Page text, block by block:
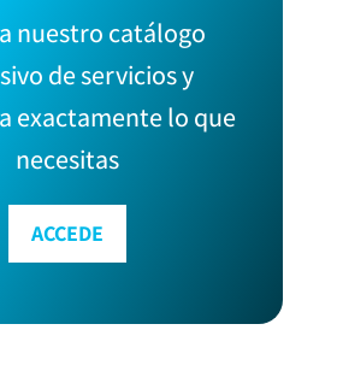
nuestro catálogo
de servicios y
exactamente lo que
necesitas
ACCEDE